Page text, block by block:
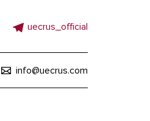
uecrus_official
info@uecrus.com